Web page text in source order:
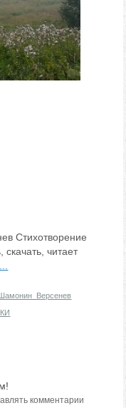
Стихотворение
читает
комментарии